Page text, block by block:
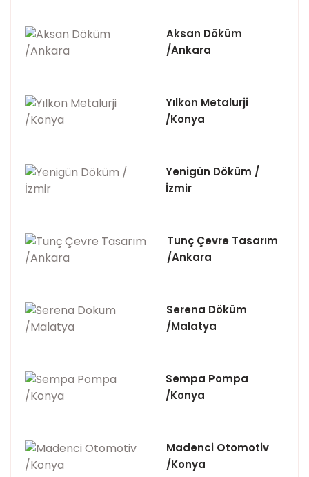
Aksan Döküm
/Ankara
Yılkon Metalurji
/Konya
Yenigün Döküm /
İzmir
Tunç Çevre Tasarım
/Ankara
Serena Döküm
/Malatya
Sempa Pompa
/Konya
Madenci Otomotiv
/Konya